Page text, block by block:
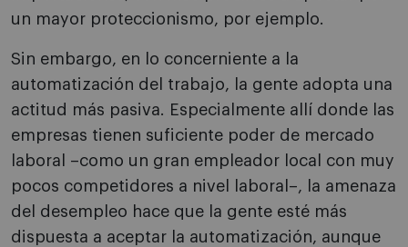
un mayor proteccionismo, por ejemplo.
Sin embargo, en lo concerniente a la
automatización del trabajo, la gente adopta una
actitud más pasiva. Especialmente allí donde las
empresas tienen suficiente poder de mercado
laboral –como un gran empleador local con muy
pocos competidores a nivel laboral–, la amenaza
del desempleo hace que la gente esté más
dispuesta a aceptar la automatización, aunque